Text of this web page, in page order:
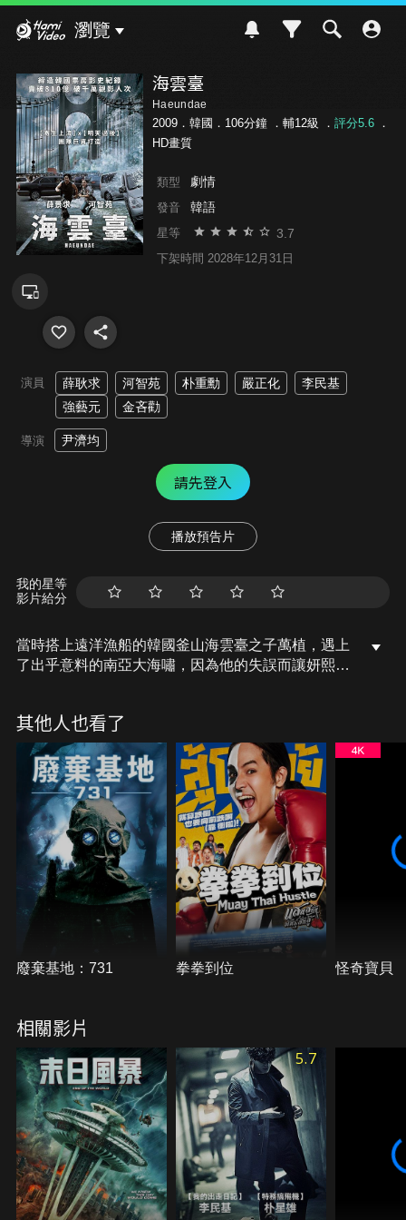
瀏覽
海雲臺
Haeundae
2009．韓國．106分鐘 ． 輔12級 ． 評分5.6．
HD畫質
類型 劇情
發音 韓語
星等 3.7
下架時間 2028年12月31日
演員 薛耿求 河智苑 朴重勳 嚴正化
李民基
強藝元
金吝勸
導演 尹濟均
請先登入
播放預告片
我的星等
影片給分
當時搭上遠洋漁船的韓國釜山海雲臺之子萬植，遇上
了出乎意料的南亞大海嘯，因為他的失誤而讓妍熙的
邊的情況和南亞大海嘯十分相似，他不斷向政府單位
提出警告，但總被無情駁回。就在某瞬間海象遽變，
金輝博士的預測成真，究竟萬植、妍熙以及在海雲臺
的民眾該如何逃過這場大浩劫呢？！
其他人也看了
廢棄基地：731 拳拳到位 怪奇寶貝
相關影片
5.7